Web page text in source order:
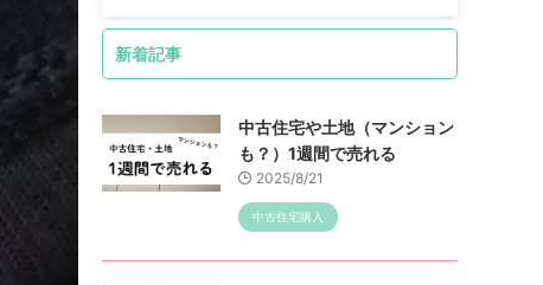
新着記事
中古住宅や土地（マンション
も？）1週間で売れる
2025/8/21
中古住宅購入